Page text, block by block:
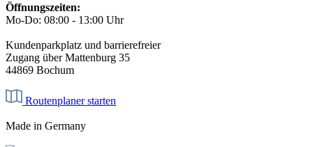
Öffnungszeiten:
Mo-Do: 08:00 - 13:00 Uhr
Kundenparkplatz und barrierefreier
Zugang über Mattenburg 35
44869 Bochum
Routenplaner starten
Made in Germany